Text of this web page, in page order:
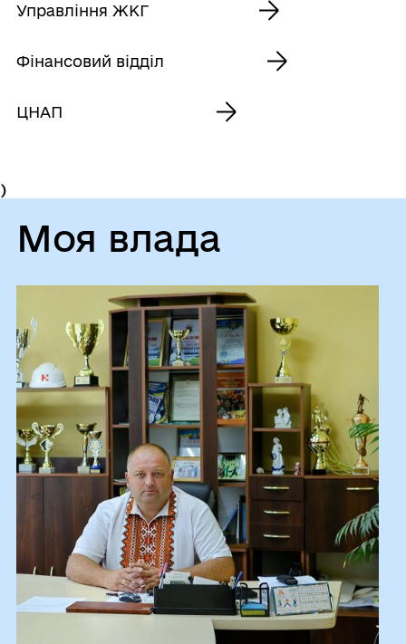
Управління ЖКГ
Фінансовий відділ
ЦНАП
)
Моя влада